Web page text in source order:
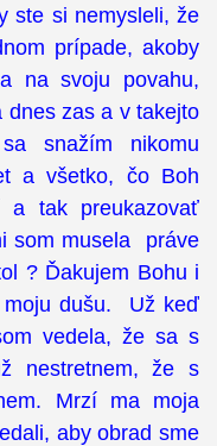
ste si nemysleli, že
prípade, akoby
na svoju povahu,
dnes zas a v takejto
snažím nikomu
a všetko, čo Boh
a tak preukazovať
som musela práve
? Ďakujem Bohu i
dušu. Už keď
vedela, že sa s
nestretnem, že s
Mrzí ma moja
aby obrad sme